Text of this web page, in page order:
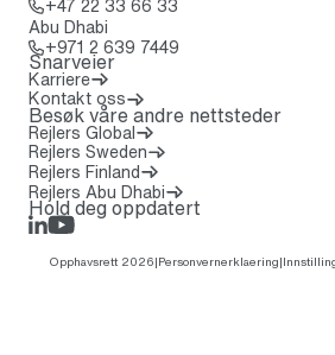
+47 22 33 66 33
Abu Dhabi
+971 2 639 7449
Snarveier
Karriere
Kontakt oss
Besøk våre andre nettsteder
Rejlers Global(Åpnes i en ny fane)
Rejlers Sweden
Rejlers Finland
Rejlers Abu Dhabi
Hold deg oppdatert
LinkedIn
Rejlers Play
Opphavsrett 2026|Personvernerklaering|